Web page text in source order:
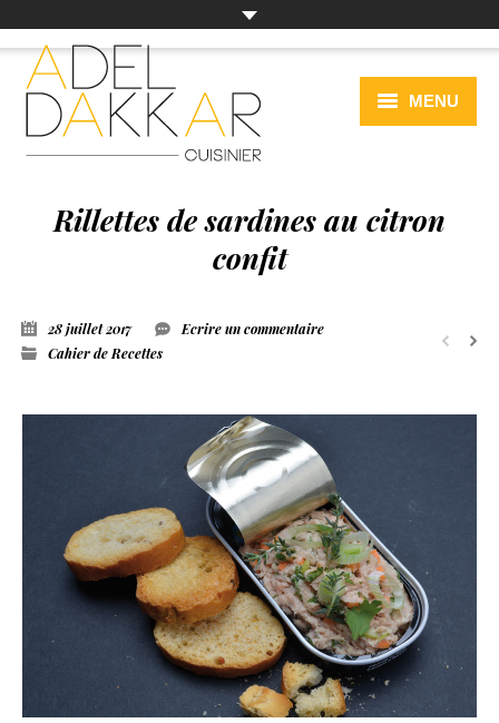
MENU
PRÉSENTATION
ACTUALITÉS
CAHIER DE RECETTES
Rillettes de sardines au citron
confit
28 juillet 2017
Ecrire un commentaire
Cahier de Recettes